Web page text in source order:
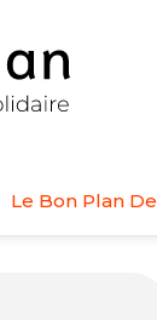
Le Bon Plan